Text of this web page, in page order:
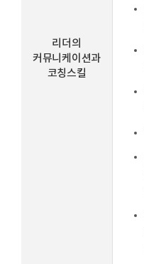
리더의
커뮤니케이션과
코칭스킬